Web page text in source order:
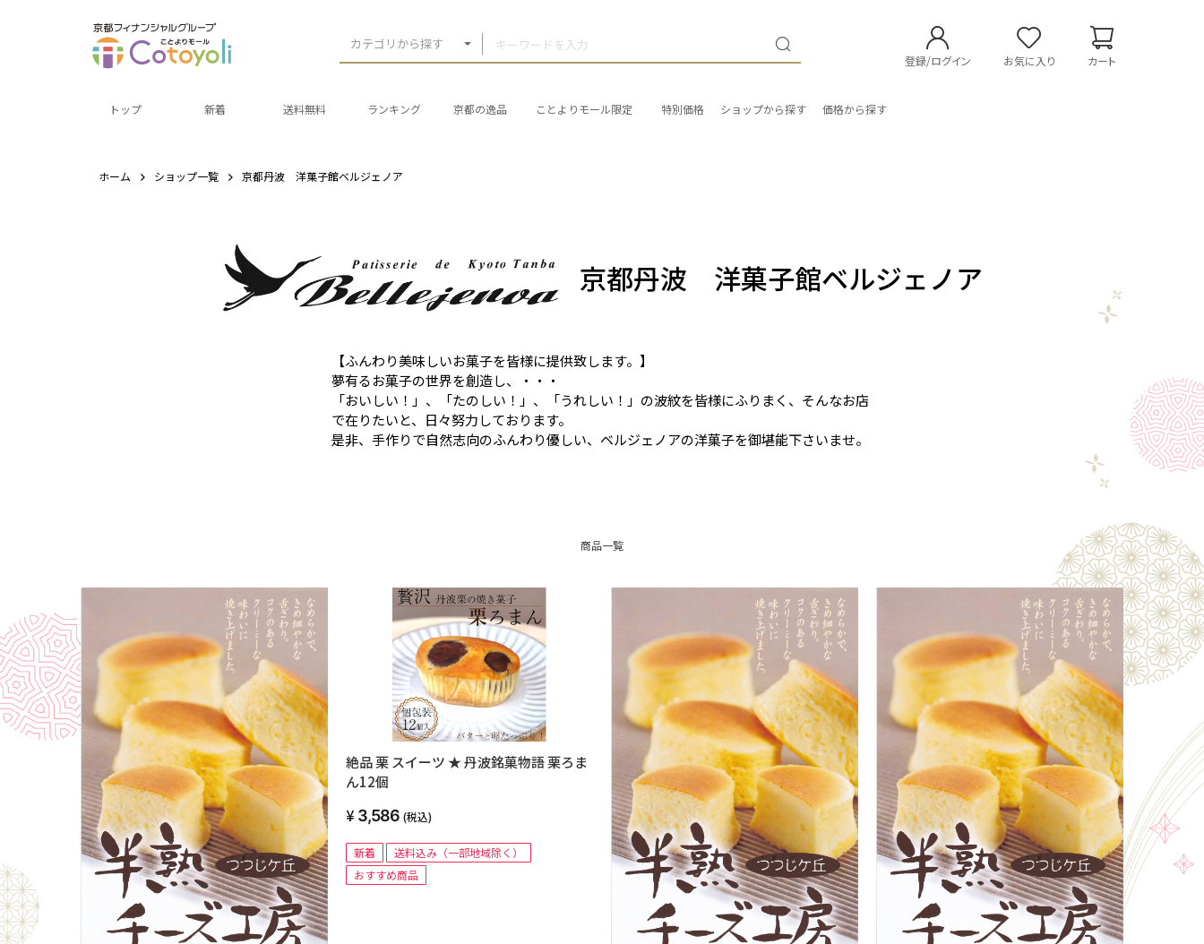
カテゴリから探す
登録/ログイン お気に入り カート
トップ 新着 送料無料 ランキング 京都の逸品 ことよりモール限定 特別価格 ショップから探す 価格から探す
ホーム ショップ一覧 京都丹波 洋菓子館ベルジェノア
京都丹波 洋菓子館ベルジェノア
【ふんわり美味しいお菓子を皆様に提供致します。】
夢有るお菓子の世界を創造し、・・・
「おいしい！」、「たのしい！」、「うれしい！」の波紋を皆様にふりまく、そんなお店
で在りたいと、日々努力しております。
是非、手作りで自然志向のふんわり優しい、ベルジェノアの洋菓子を御堪能下さいませ。
商品一覧
絶品 栗 スイーツ ★ 丹波銘菓物語 栗ろま
ん12個
3,586 (税込)
新着
送料込み（一部地域除く）
おすすめ商品